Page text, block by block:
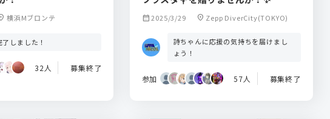
横浜Mブロンテ
しました！
32人 募集終了
calendar_month2025/3/29 location_on Zepp DiverCity(TOKYO)
詩ちゃんに応援の気持ちを届けまし
ょう！
参加 57人 募集終了